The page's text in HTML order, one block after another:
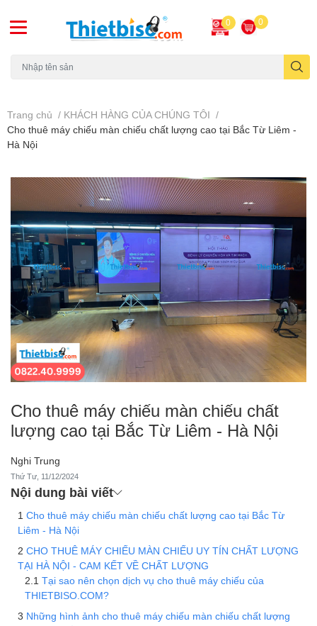
0 0
Trang chủ / KHÁCH HÀNG CỦA CHÚNG TÔI /
Cho thuê máy chiếu màn chiếu chất lượng cao tại Bắc Từ Liêm -
Hà Nội
Cho thuê máy chiếu màn chiếu chất
lượng cao tại Bắc Từ Liêm - Hà Nội
Nghi Trung
Thứ Tư, 11/12/2024
Nội dung bài viết
Cho thuê máy chiếu màn chiếu chất lượng cao tại Bắc Từ
Liêm - Hà Nội
CHO THUÊ MÁY CHIẾU MÀN CHIẾU UY TÍN CHẤT LƯỢNG
TẠI HÀ NỘI - CAM KẾT VỀ CHẤT LƯỢNG
Tại sao nên chọn dịch vụ cho thuê máy chiếu của
THIETBISO.COM?
Những hình ảnh cho thuê máy chiếu màn chiếu chất lượng